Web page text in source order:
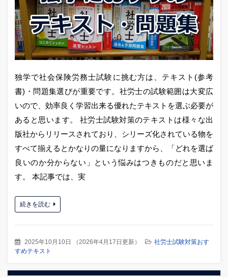
独学で社会保険労務士試験に挑む方は、テキスト(参考
書)・問題集選びが重要です。社労士の試験範囲は大変広
いので、効率良く学習出来る優れたテキストを選ぶ必要が
あると思います。 社労士試験対策のテキストは様々な出
版社からリリースされており、シリーズ化されている物を
すべて揃えるとかなりの量になりますから、「どれを選ば
良いのか分からない」という悩みはつきものだと思いま
す。 本記事では、実
続きを読む
2025年10月10日 （2026年4月17日更新）
社労士試験対策おす
すめテキスト